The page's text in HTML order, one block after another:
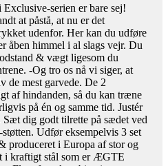
Exclusive-serien er bare sej!
at påstå, at nu er det
udenfor. Her kan du udføre
åben himmel i al slags vejr. Du
& vægt ligesom du
-Og tro os nå vi siger, at
de mest garvede. De 2
af hindanden, så du kan træne
på én og samme tid. Justér
dig godt tilrette på sædet ved
Udfør eksempelvis 3 set
produceret i Europa af stor og
i kraftigt stål som er ÆGTE